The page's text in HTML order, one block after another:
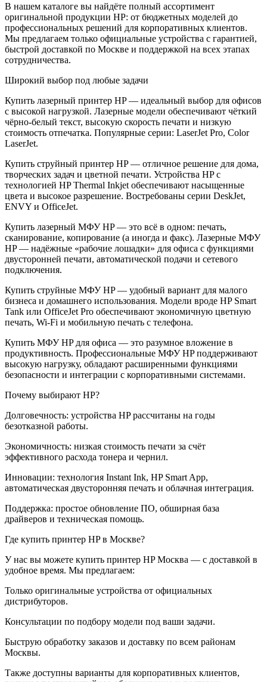
В нашем каталоге вы найдёте полный ассортимент
оригинальной продукции HP: от бюджетных моделей до
профессиональных решений для корпоративных клиентов.
Мы предлагаем только официальные устройства с гарантией,
быстрой доставкой по Москве и поддержкой на всех этапах
сотрудничества.
Широкий выбор под любые задачи
Купить лазерный принтер HP — идеальный выбор для офисов
с высокой нагрузкой. Лазерные модели обеспечивают чёткий
чёрно-белый текст, высокую скорость печати и низкую
стоимость отпечатка. Популярные серии: LaserJet Pro, Color
LaserJet.
Купить струйный принтер HP — отличное решение для дома,
творческих задач и цветной печати. Устройства HP с
технологией HP Thermal Inkjet обеспечивают насыщенные
цвета и высокое разрешение. Востребованы серии DeskJet,
ENVY и OfficeJet.
Купить лазерный МФУ HP — это всё в одном: печать,
сканирование, копирование (а иногда и факс). Лазерные МФУ
HP — надёжные «рабочие лошадки» для офиса с функциями
двусторонней печати, автоматической подачи и сетевого
подключения.
Купить струйные МФУ HP — удобный вариант для малого
бизнеса и домашнего использования. Модели вроде HP Smart
Tank или OfficeJet Pro обеспечивают экономичную цветную
печать, Wi-Fi и мобильную печать с телефона.
Купить МФУ HP для офиса — это разумное вложение в
продуктивность. Профессиональные МФУ HP поддерживают
высокую нагрузку, обладают расширенными функциями
безопасности и интеграции с корпоративными системами.
Почему выбирают HP?
Долговечность: устройства HP рассчитаны на годы
безотказной работы.
Экономичность: низкая стоимость печати за счёт
эффективного расхода тонера и чернил.
Инновации: технология Instant Ink, HP Smart App,
автоматическая двусторонняя печать и облачная интеграция.
Поддержка: простое обновление ПО, обширная база
драйверов и техническая помощь.
Где купить принтер HP в Москве?
У нас вы можете купить принтер HP Москва — с доставкой в
удобное время. Мы предлагаем:
Только оригинальные устройства от официальных
дистрибуторов.
Консультации по подбору модели под ваши задачи.
Быструю обработку заказов и доставку по всем районам
Москвы.
Также доступны варианты для корпоративных клиентов,